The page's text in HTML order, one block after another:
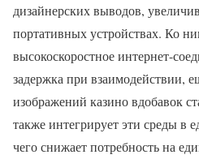
дизайнерских выводов,
портативных устройствах. Ко
высокоскоростное интернет-
задержка при взаимодействии,
изображений казино вдобавок
также интегрирует эти среды в
чего снижает потребность на